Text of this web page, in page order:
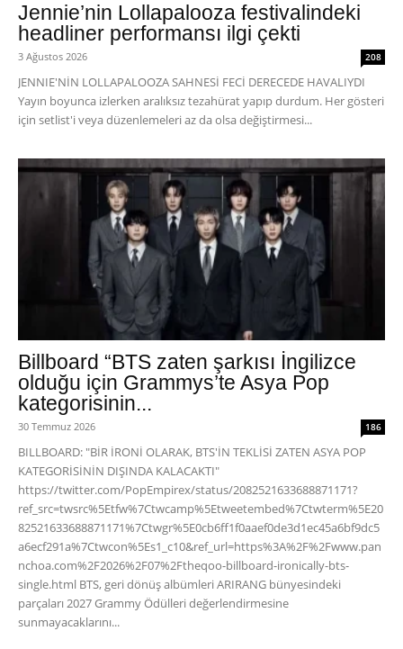
Jennie’nin Lollapalooza festivalindeki
headliner performansı ilgi çekti
3 Ağustos 2026 208
JENNIE'NİN LOLLAPALOOZA SAHNESİ FECİ DERECEDE HAVALIYDI
Yayın boyunca izlerken aralıksız tezahürat yapıp durdum. Her gösteri
için setlist'i veya düzenlemeleri az da olsa değiştirmesi...
Billboard “BTS zaten şarkısı İngilizce
olduğu için Grammys’te Asya Pop
kategorisinin...
30 Temmuz 2026 186
BILLBOARD: "BİR İRONİ OLARAK, BTS'İN TEKLİSİ ZATEN ASYA POP
KATEGORİSİNİN DIŞINDA KALACAKTI"
https://twitter.com/PopEmpirex/status/2082521633688871171?
ref_src=twsrc%5Etfw%7Ctwcamp%5Etweetembed%7Ctwterm%5E20
82521633688871171%7Ctwgr%5E0cb6ff1f0aaef0de3d1ec45a6bf9dc5
a6ecf291a%7Ctwcon%5Es1_c10&ref_url=https%3A%2F%2Fwww.pan
nchoa.com%2F2026%2F07%2Ftheqoo-billboard-ironically-bts-
single.html BTS, geri dönüş albümleri ARIRANG bünyesindeki
parçaları 2027 Grammy Ödülleri değerlendirmesine
sunmayacaklarını...